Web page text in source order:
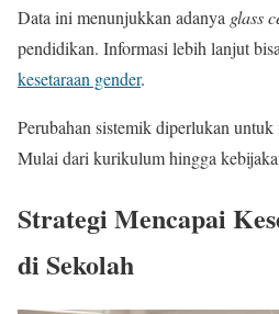
Data ini menunjukkan adanya glass
pendidikan. Informasi lebih lanjut
kesetaraan gender.
Perubahan sistemik diperlukan
Mulai dari kurikulum hingga
Strategi Mencapai
di Sekolah